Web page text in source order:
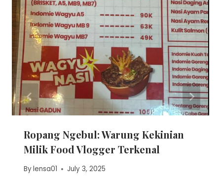
Ropang Ngebul: Warung Kekinian
Milik Food Vlogger Terkenal
Bylensa01 July 3, 2025